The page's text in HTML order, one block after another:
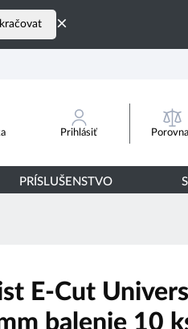
×
Prihlásiť
PRÍSLUŠENSTVO
E-Cut
balenie 10